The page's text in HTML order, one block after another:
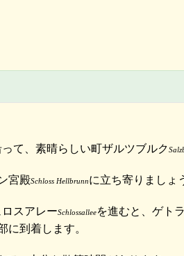
て、素晴らしい町ザルツブルク
宮殿Schloss Hellbrunnに立ち寄りましょ
スアレーSchlossalleeを進むと、ゲト
に到着します。